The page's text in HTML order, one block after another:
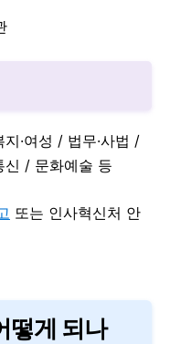
·여성 / 법무·사법 /
신 / 문화예술 등
또는 인사혁신처 안
떻게 되나